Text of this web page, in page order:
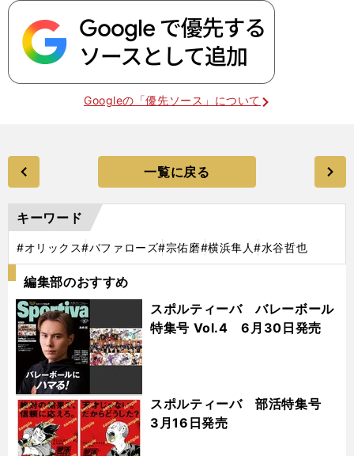
Googleの「優先ソース」について
一覧に戻る
キーワード
#オリックス#バファローズ#宗佑磨#横浜隼人#水谷哲也
編集部のおすすめ
スポルティーバ バレーボール
特集号 Vol.4 6月30日発売
スポルティーバ 部活特集号
3月16日発売